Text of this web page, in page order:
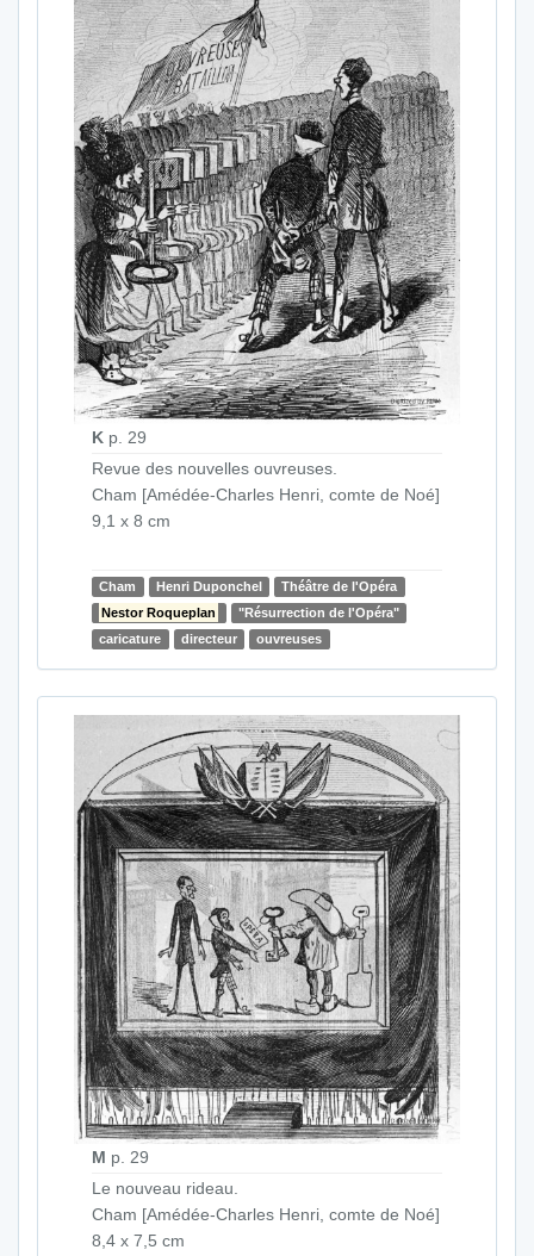
K p. 29
Revue des nouvelles ouvreuses.
Cham [Amédée-Charles Henri, comte de Noé]
9,1 x 8 cm
Cham Henri Duponchel
Théâtre de l'Opéra
Nestor Roqueplan
"Résurrection de l'Opéra"
caricature
directeur ouvreuses
M p. 29
Le nouveau rideau.
Cham [Amédée-Charles Henri, comte de Noé]
8,4 x 7,5 cm